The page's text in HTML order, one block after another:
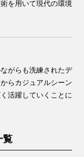
を用いて現代の環境
がらも洗練されたデ
らカジュアルシーン
活躍していくことに
覧